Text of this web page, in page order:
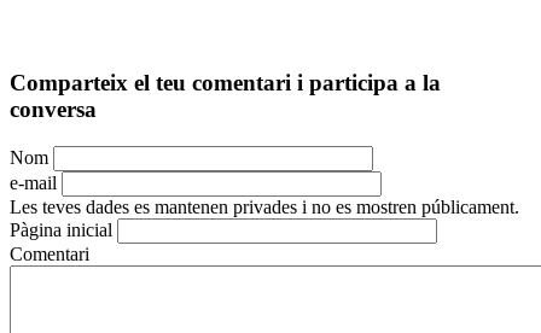
Comparteix el teu comentari i participa a la
conversa
Nom
e-mail
Les teves dades es mantenen privades i no es mostren públicament.
Pàgina inicial
Comentari